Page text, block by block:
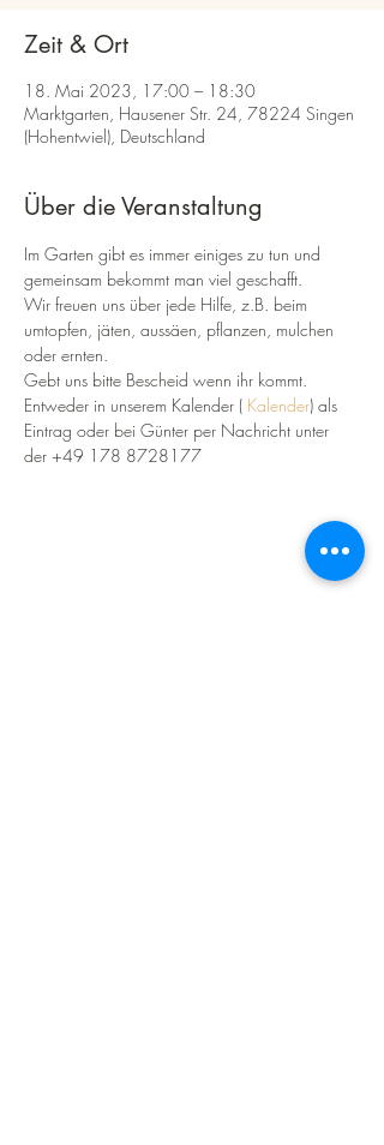
Zeit & Ort
18. Mai 2023, 17:00 – 18:30
Marktgarten, Hausener Str. 24, 78224 Singen
(Hohentwiel), Deutschland
Über die Veranstaltung
Im Garten gibt es immer einiges zu tun und
gemeinsam bekommt man viel geschafft.
Wir freuen uns über jede Hilfe, z.B. beim
umtopfen, jäten, aussäen, pflanzen, mulchen
oder ernten.
Gebt uns bitte Bescheid wenn ihr kommt.
Entweder in unserem Kalender ( Kalender) als
Eintrag oder bei Günter per Nachricht unter
der +49 178 8728177